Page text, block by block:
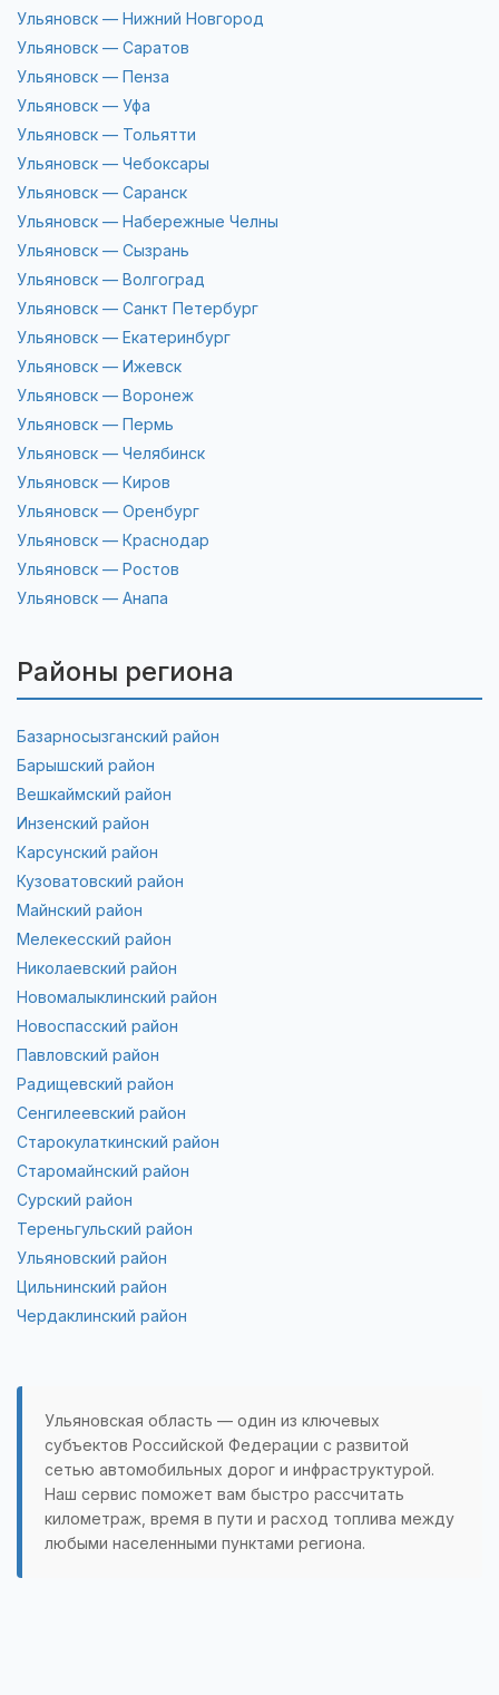
Ульяновск — Нижний Новгород
Ульяновск — Саратов
Ульяновск — Пенза
Ульяновск — Уфа
Ульяновск — Тольятти
Ульяновск — Чебоксары
Ульяновск — Саранск
Ульяновск — Набережные Челны
Ульяновск — Сызрань
Ульяновск — Волгоград
Ульяновск — Санкт Петербург
Ульяновск — Екатеринбург
Ульяновск — Ижевск
Ульяновск — Воронеж
Ульяновск — Пермь
Ульяновск — Челябинск
Ульяновск — Киров
Ульяновск — Оренбург
Ульяновск — Краснодар
Ульяновск — Ростов
Ульяновск — Анапа
Районы региона
Базарносызганский район
Барышский район
Вешкаймский район
Инзенский район
Карсунский район
Кузоватовский район
Майнский район
Мелекесский район
Николаевский район
Новомалыклинский район
Новоспасский район
Павловский район
Радищевский район
Сенгилеевский район
Старокулаткинский район
Старомайнский район
Сурский район
Тереньгульский район
Ульяновский район
Цильнинский район
Чердаклинский район
Ульяновская область — один из ключевых
субъектов Российской Федерации с развитой
сетью автомобильных дорог и инфраструктурой.
Наш сервис поможет вам быстро рассчитать
километраж, время в пути и расход топлива между
любыми населенными пунктами региона.